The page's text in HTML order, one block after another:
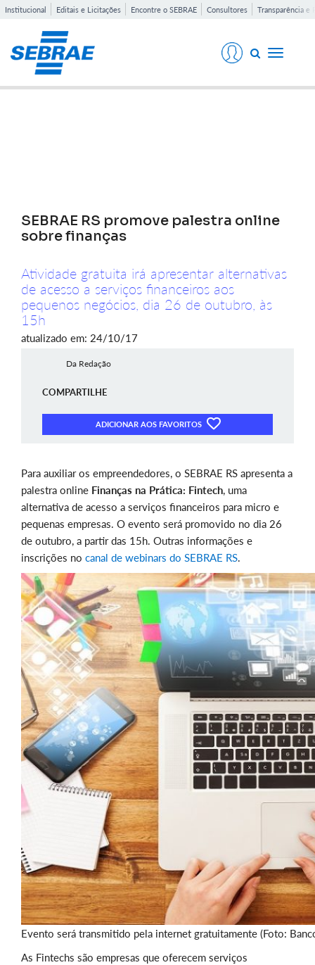
Institucional Editais e Licitações Encontre o SEBRAE Consultores Transparência e
Toggle
SEBRAE RS promove palestra online
sobre finanças
Atividade gratuita irá apresentar alternativas
de acesso a serviços financeiros aos
pequenos negócios, dia 26 de outubro, às
15h
atualizado em: 24/10/17
Da Redação
COMPARTILHE
ADICIONAR AOS FAVORITOS
Para auxiliar os empreendedores, o SEBRAE RS apresenta a
palestra online Finanças na Prática: Fintech, uma
alternativa de acesso a serviços financeiros para micro e
pequenas empresas. O evento será promovido no dia 26
de outubro, a partir das 15h. Outras informações e
inscrições no canal de webinars do SEBRAE RS.
Evento será transmitido pela internet gratuitamente (Foto:
As Fintechs são empresas que oferecem serviços